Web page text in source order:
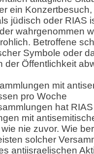
ein
jüdisch oder RIAS
wahrgenommen
Betroffene
Symbole oder
der Öffentlichkeit
mit
pro Woche
hat
mit
nie zuvor. Wie
solcher
antiisraelischen